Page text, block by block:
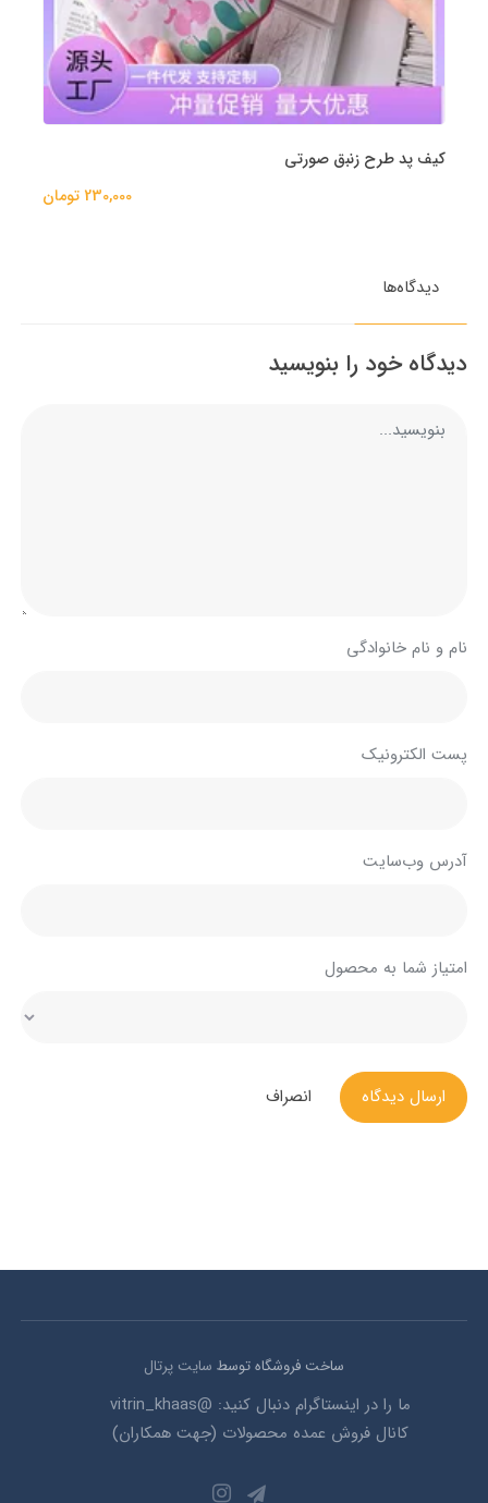
کیف پد طرح زنبق صورتی
230,000 تومان
دیدگاه‌ها
دیدگاه خود را بنویسید
نام و نام خانوادگی
پست الکترونیک
آدرس وب‌سایت
امتیاز شما به محصول
ارسال دیدگاه انصراف
ساخت فروشگاه توسط سایت پرتال
ما را در اینستاگرام دنبال کنید: @vitrin_khaas
کانال فروش عمده محصولات (جهت همکاران)